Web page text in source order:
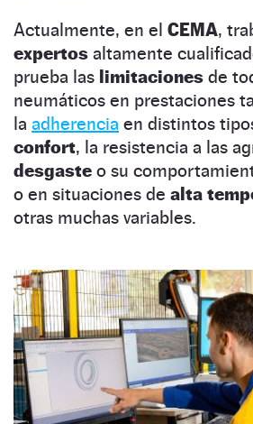
Actualmente, en el CEMA,
expertos altamente
prueba las limitaciones de
neumáticos en prestaciones
la adherencia en distintos
confort, la resistencia a las
desgaste o su
o en situaciones de alta
otras muchas variables.